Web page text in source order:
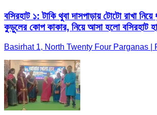
বসিরহাট ১: টাকি থুবা দাসপাড়ায় টোটো রাখা
কুড়ুলের কোপ কাকার, নিয়ে আসা হলো বসিরহাট
Basirhat 1, North Twenty Four Parganas |